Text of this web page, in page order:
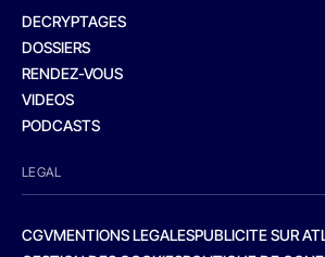
DECRYPTAGES
DOSSIERS
RENDEZ-VOUS
VIDEOS
PODCASTS
LEGAL
CGVMENTIONS LEGALESPUBLICITE SUR